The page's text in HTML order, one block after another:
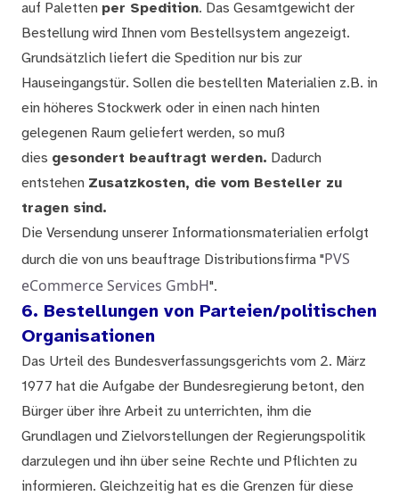
auf Paletten per Spedition. Das Gesamtgewicht der
Bestellung wird Ihnen vom Bestellsystem angezeigt.
Grundsätzlich liefert die Spedition nur bis zur
Hauseingangstür. Sollen die bestellten Materialien z.B. in
ein höheres Stockwerk oder in einen nach hinten
gelegenen Raum geliefert werden, so muß
dies gesondert beauftragt werden. Dadurch
entstehen Zusatzkosten, die vom Besteller zu
tragen sind.
Die Versendung unserer Informationsmaterialien erfolgt
durch die von uns beauftrage Distributionsfirma "PVS
eCommerce Services GmbH".
6. Bestellungen von Parteien/politischen
Organisationen
Das Urteil des Bundesverfassungsgerichts vom 2. März
1977 hat die Aufgabe der Bundesregierung betont, den
Bürger über ihre Arbeit zu unterrichten, ihm die
Grundlagen und Zielvorstellungen der Regierungspolitik
darzulegen und ihn über seine Rechte und Pflichten zu
informieren. Gleichzeitig hat es die Grenzen für diese